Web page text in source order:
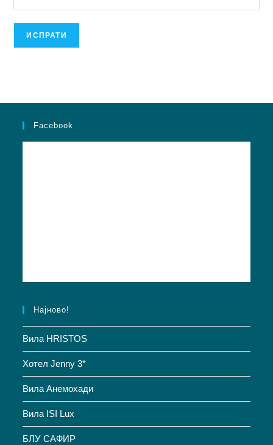
Facebook
Најново!
Вила HRISTOS
Хотел Jenny 3*
Вила Анемохади
Вила ISI Lux
БЛУ САФИР